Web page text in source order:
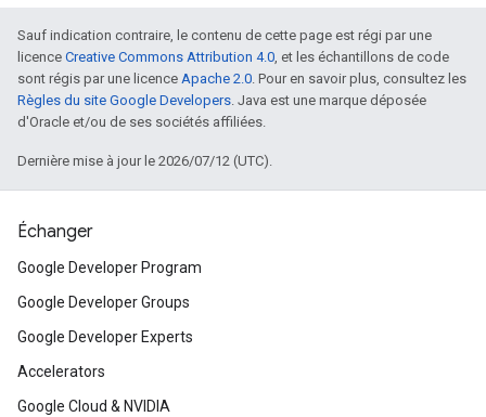
Sauf indication contraire, le contenu de cette page est régi par une
licence Creative Commons Attribution 4.0, et les échantillons de code
sont régis par une licence Apache 2.0. Pour en savoir plus, consultez les
Règles du site Google Developers. Java est une marque déposée
d'Oracle et/ou de ses sociétés affiliées.
Dernière mise à jour le 2026/07/12 (UTC).
Échanger
Google Developer Program
Google Developer Groups
Google Developer Experts
Accelerators
Google Cloud & NVIDIA